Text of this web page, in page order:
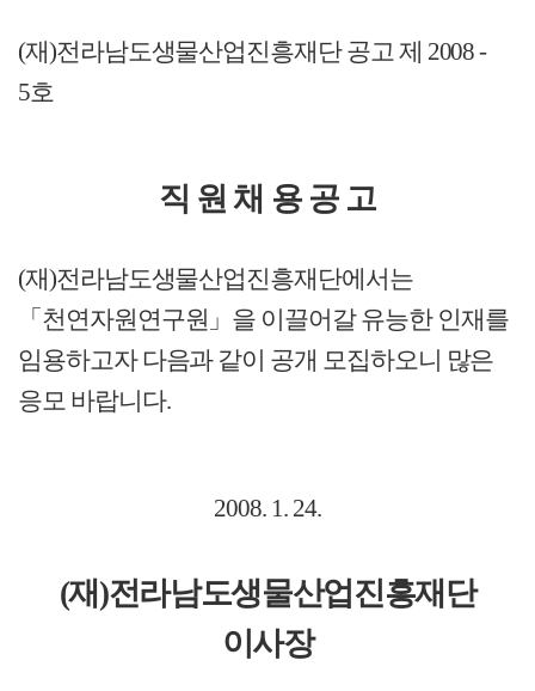
(재)전라남도생물산업진흥재단 공고 제 2008 -
5호
직 원 채 용 공 고
(재)전라남도생물산업진흥재단에서는
「천연자원연구원」을 이끌어갈유능한 인재를
임용하고자 다음과 같이 공개 모집하오니 많은
응모 바랍니다.
2008. 1. 24.
(재)전라남도생물산업진흥재단
이사장